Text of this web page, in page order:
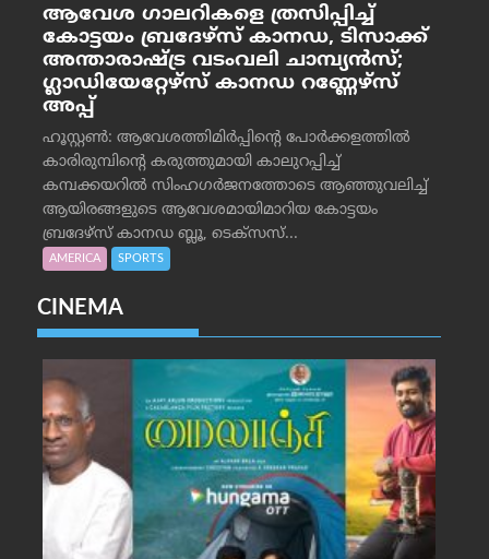
ആവേശ ഗാലറികളെ ത്രസിപ്പിച്ച്
കോട്ടയം ബ്രദേഴ്‌സ് കാനഡ, ടിസാക്ക്
അന്താരാഷ്ട്ര വടംവലി ചാമ്പ്യന്‍സ്;
ഗ്ലാഡിയേറ്റേഴ്‌സ് കാനഡ റണ്ണേഴ്‌സ്
അപ്പ്
ഹൂസ്റ്റണ്‍: ആവേശത്തിമിര്‍പ്പിന്റെ പോര്‍ക്കളത്തില്‍
കാരിരുമ്പിന്റെ കരുത്തുമായി കാലുറപ്പിച്ച്
കമ്പക്കയറില്‍ സിംഹഗര്‍ജനത്തോടെ ആഞ്ഞുവലിച്ച്
ആയിരങ്ങളുടെ ആവേശമായിമാറിയ കോട്ടയം
ബ്രദേഴ്‌സ് കാനഡ ബ്ലൂ, ടെക്‌സസ്...
AMERICA SPORTS
CINEMA